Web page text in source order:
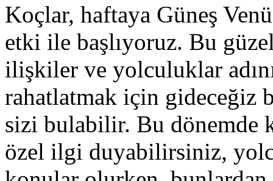
Koçlar, haftaya Güneş
etki ile başlıyoruz. Bu
ilişkiler ve yolculuklar
rahatlatmak için gideceğiz
sizi bulabilir. Bu dönemde
özel ilgi duyabilirsiniz,